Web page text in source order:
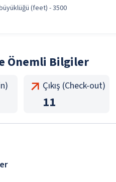
(feet) - 3500
Önemli Bilgiler
Çıkış (Check-out)
11